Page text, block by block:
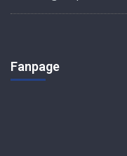
Fanpage